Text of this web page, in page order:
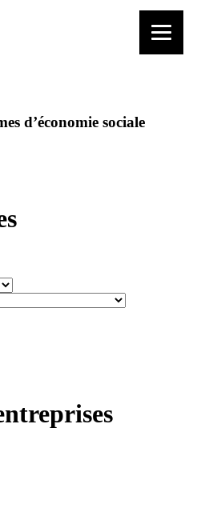
d’économie sociale